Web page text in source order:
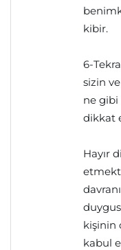
kibir.
6-
sizin
ne gibi
dikkat
Hayır
kişinin
kabul